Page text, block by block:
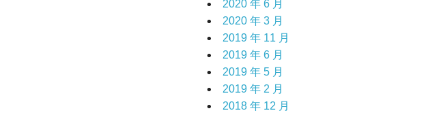
2020 年 6 月
2020 年 3 月
2019 年 11 月
2019 年 6 月
2019 年 5 月
2019 年 2 月
2018 年 12 月